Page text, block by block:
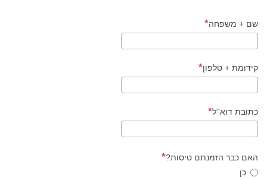
שם + משפחה
קידומת + טלפון
כתובת דוא''ל
האם כבר הזמנתם טיסות?
כן